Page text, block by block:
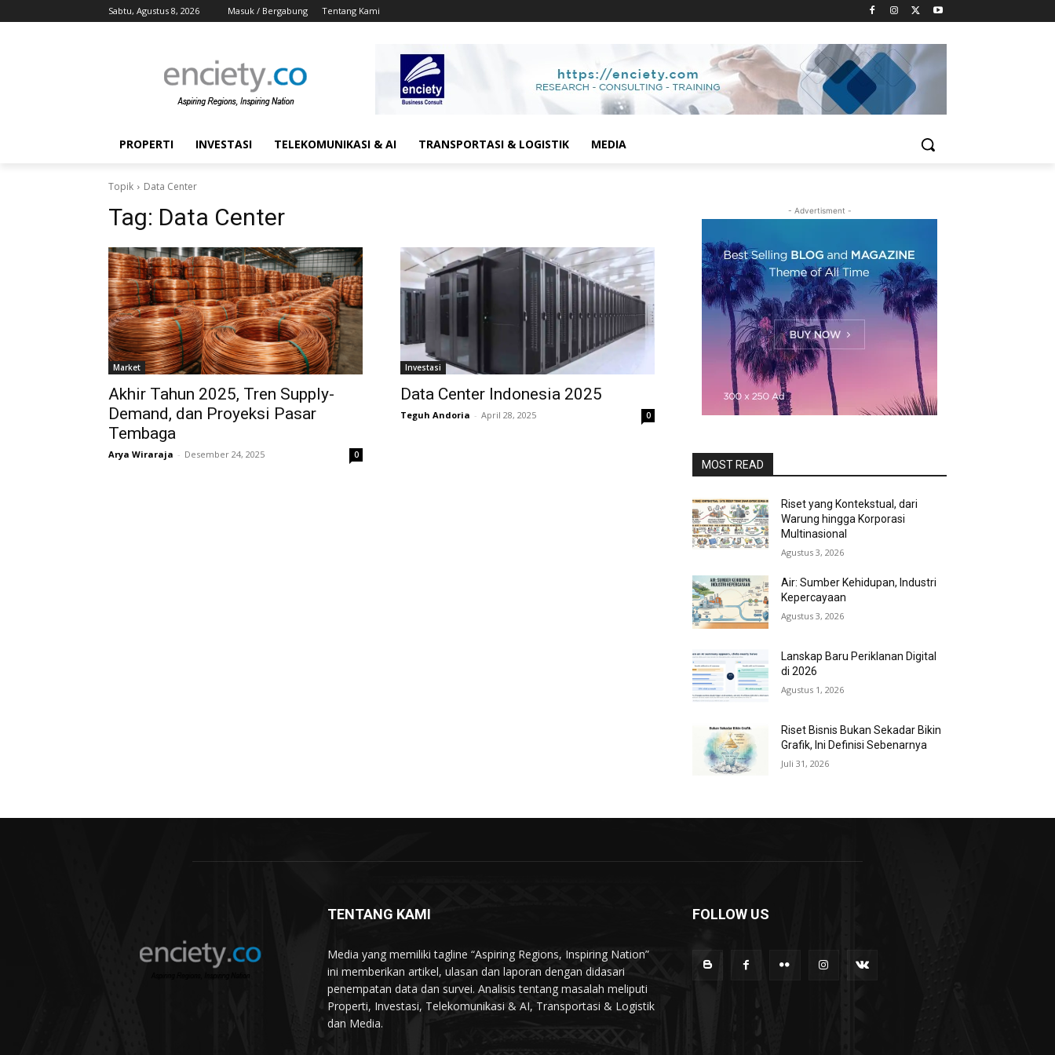
Sabtu, Agustus 8, 2026 Masuk / Bergabung Tentang Kami
PROPERTI INVESTASI TELEKOMUNIKASI & AI TRANSPORTASI & LOGISTIK MEDIA
Topik Data Center
Tag: Data Center
Market
Akhir Tahun 2025, Tren Supply-
Demand, dan Proyeksi Pasar
Tembaga
Arya Wiraraja - Desember 24, 2025 0
Investasi
Data Center Indonesia 2025
Teguh Andoria - April 28, 2025 0
- Advertisment -
MOST READ
Riset yang Kontekstual, dari
Warung hingga Korporasi
Multinasional
Agustus 3, 2026
Air: Sumber Kehidupan, Industri
Kepercayaan
Agustus 3, 2026
Lanskap Baru Periklanan Digital
di 2026
Agustus 1, 2026
Riset Bisnis Bukan Sekadar Bikin
Grafik, Ini Definisi Sebenarnya
Juli 31, 2026
TENTANG KAMI
Media yang memiliki tagline “Aspiring Regions, Inspiring Nation”
ini memberikan artikel, ulasan dan laporan dengan didasari
penempatan data dan survei. Analisis tentang masalah meliputi
Properti, Investasi, Telekomunikasi & AI, Transportasi & Logistik
dan Media.
FOLLOW US